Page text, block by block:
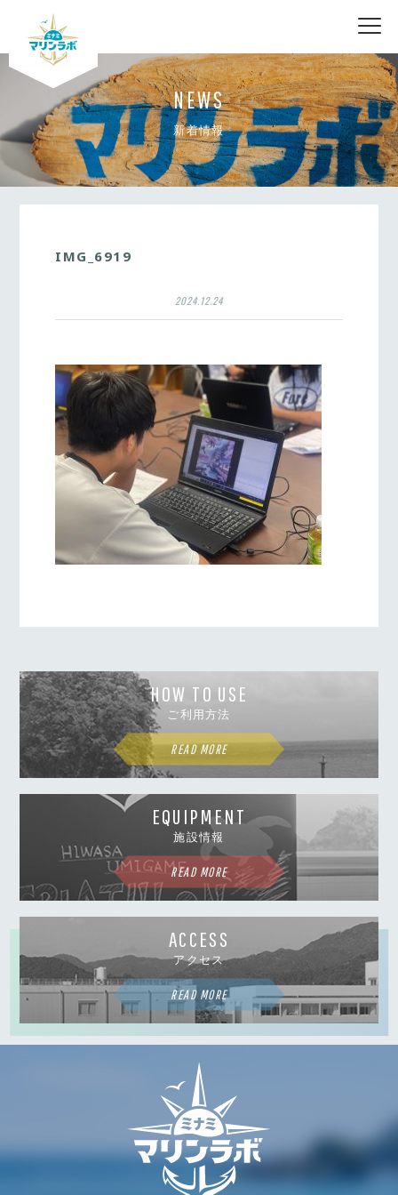
nav
NEWS
新着情報
IMG_6919
2024.12.24
HOW TO USE
ご利用方法
READ MORE
EQUIPMENT
施設情報
READ MORE
ACCESS
アクセス
READ MORE